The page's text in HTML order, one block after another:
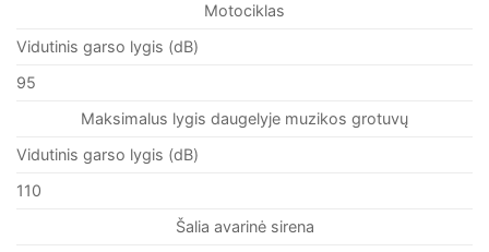
Motociklas
Vidutinis garso lygis (dB)
95
Maksimalus lygis daugelyje muzikos grotuvų
Vidutinis garso lygis (dB)
110
Šalia avarinė sirena